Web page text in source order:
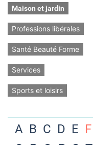
Maison et jardin
Professions libérales
Santé Beauté Forme
Services
Sports et loisirs
A B C D E F